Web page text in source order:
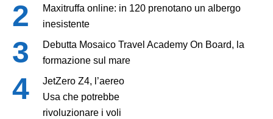
Maxitruffa online: in 120 prenotano un albergo
inesistente
Debutta Mosaico Travel Academy On Board, la
formazione sul mare
JetZero Z4, l’aereo
Usa che potrebbe
rivoluzionare i voli